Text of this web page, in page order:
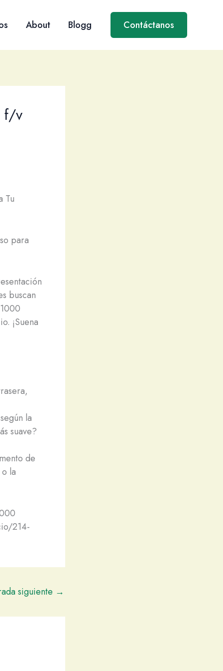
About Blogg Contáctanos
f/v
Tu
para
buscan
¡Suena
la
suave?
de
la
214-
siguiente →